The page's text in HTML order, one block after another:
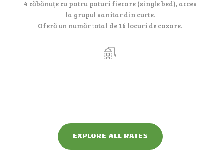
4 căbănuțe cu patru paturi fiecare (single bed), acces
la grupul sanitar din curte.
Oferă un număr total de 16 locuri de cazare.
EXPLORE ALL RATES